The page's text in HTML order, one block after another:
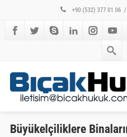
+90 (532) 377 01 06 /
Büyükelçiliklere